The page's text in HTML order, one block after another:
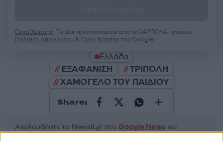
Όροι Χρήσης. Το site προστατεύεται από reCAPTCHA, ισχύουν
Πολιτική Απορρήτου &Όροι Χρήσης της Google.
Ελλάδα
ΕΞΑΦΑΝΙΣΗ
ΤΡΙΠΟΛΗ
ΧΑΜΟΓΕΛΟ ΤΟΥ ΠΑΙΔΙΟΥ
Share:
Ακολουθήστε το Νewsit.gr στο Google News και
ενημερωθείτε πρώτοι για όλη την ειδησεογραφία και τα